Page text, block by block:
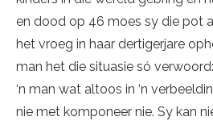
en dood op 46 moes sy die pot
het vroeg in haar dertigerjare
man het die situasie só
‘n man wat altoos in ‘n
nie met komponeer nie. Sy kan